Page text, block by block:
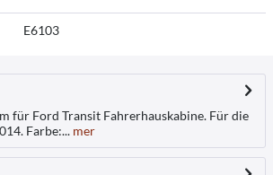
E6103
für Ford Transit Fahrerhauskabine. Für die
Farbe:... mer